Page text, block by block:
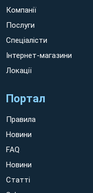
Компанії
Послуги
Спеціалісти
Інтернет-магазини
Локації
Портал
Правила
Новини
FAQ
Новини
Статті